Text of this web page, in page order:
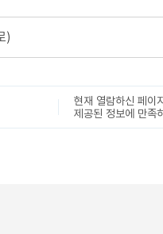
)
현재 열람하신 페이
제공된 정보에 만족